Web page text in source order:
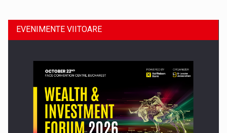
Comunicat de presa: Joburile part-time reincep sa intre pe…
EVENIMENTE VIITOARE